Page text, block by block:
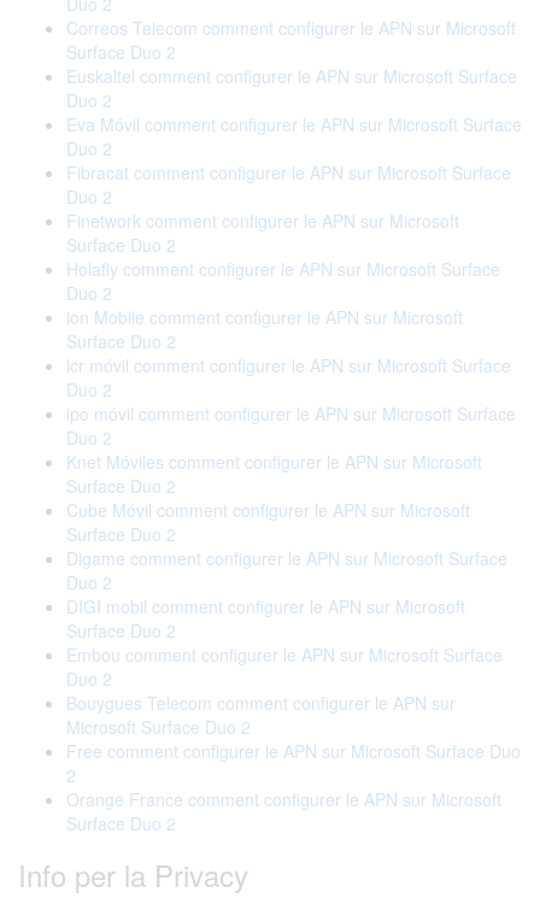
Correos Telecom comment configurer le APN sur Microsoft
Surface Duo 2
Euskaltel comment configurer le APN sur Microsoft Surface
Duo 2
Eva Móvil comment configurer le APN sur Microsoft Surface
Duo 2
Fibracat comment configurer le APN sur Microsoft Surface
Duo 2
Finetwork comment configurer le APN sur Microsoft
Surface Duo 2
Holafly comment configurer le APN sur Microsoft Surface
Duo 2
ion Mobile comment configurer le APN sur Microsoft
Surface Duo 2
lcr móvil comment configurer le APN sur Microsoft Surface
Duo 2
ipo móvil comment configurer le APN sur Microsoft Surface
Duo 2
Knet Móviles comment configurer le APN sur Microsoft
Surface Duo 2
Cube Móvil comment configurer le APN sur Microsoft
Surface Duo 2
Digame comment configurer le APN sur Microsoft Surface
Duo 2
DIGI mobil comment configurer le APN sur Microsoft
Surface Duo 2
Embou comment configurer le APN sur Microsoft Surface
Duo 2
Bouygues Telecom comment configurer le APN sur
Microsoft Surface Duo 2
Free comment configurer le APN sur Microsoft Surface Duo
2
Orange France comment configurer le APN sur Microsoft
Surface Duo 2
Info per la Privacy